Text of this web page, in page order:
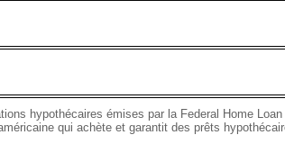
hypothécaires émises par la Federal Home
qui achète et garantit des prêts